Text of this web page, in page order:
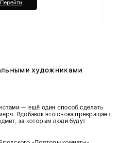
Перейти
художниками
— ещё один способ сделать
Вдобавок это снова превращает
за которым люди будут